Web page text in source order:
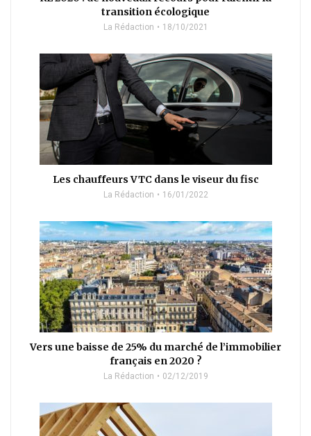
transition écologique
La Rédaction 18/10/2021
Les chauffeurs VTC dans le viseur du fisc
La Rédaction 16/01/2022
Vers une baisse de 25% du marché de l’immobilier
français en 2020 ?
La Rédaction 02/12/2019